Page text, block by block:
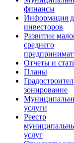
финансы
Информация
инвесторов
Развитие
среднего
Отчеты и
Планы
зонирование
услуги
Реестр
услуг